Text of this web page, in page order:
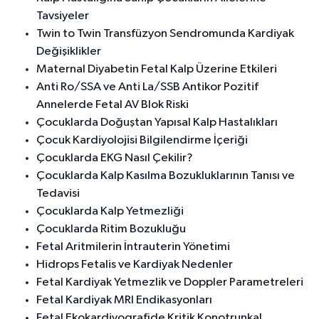
Tavsiyeler
Twin to Twin Transfüzyon Sendromunda Kardiyak
Değişiklikler
Maternal Diyabetin Fetal Kalp Üzerine Etkileri
Anti Ro/SSA ve Anti La/SSB Antikor Pozitif
Annelerde Fetal AV Blok Riski
Çocuklarda Doğuştan Yapısal Kalp Hastalıkları
Çocuk Kardiyolojisi Bilgilendirme İçeriği
Çocuklarda EKG Nasıl Çekilir?
Çocuklarda Kalp Kasılma Bozukluklarının Tanısı ve
Tedavisi
Çocuklarda Kalp Yetmezliği
Çocuklarda Ritim Bozukluğu
Fetal Aritmilerin İntrauterin Yönetimi
Hidrops Fetalis ve Kardiyak Nedenler
Fetal Kardiyak Yetmezlik ve Doppler Parametreleri
Fetal Kardiyak MRI Endikasyonları